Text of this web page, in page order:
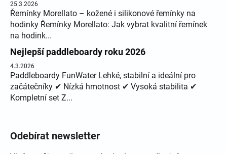
25.3.2026
Řemínky Morellato – kožené i silikonové řemínky na
hodinky Řemínky Morellato: Jak vybrat kvalitní řemínek
na hodink...
Nejlepší paddleboardy roku 2026
4.3.2026
Paddleboardy FunWater Lehké, stabilní a ideální pro
začátečníky ✔ Nízká hmotnost ✔ Vysoká stabilita ✔
Kompletní set Z...
Odebírat newsletter